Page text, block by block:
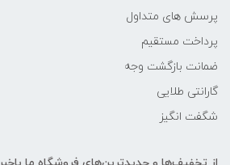
پرسش های متداول
پرداخت مستقیم
ضمانت بازگشت وجه
گارانتی طلایی
شگفت انگیز